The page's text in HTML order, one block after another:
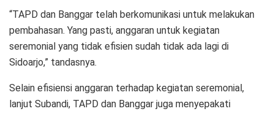
“TAPD dan Banggar telah berkomunikasi untuk melakukan
pembahasan. Yang pasti, anggaran untuk kegiatan
seremonial yang tidak efisien sudah tidak ada lagi di
Sidoarjo,” tandasnya.
Selain efisiensi anggaran terhadap kegiatan seremonial,
lanjut Subandi, TAPD dan Banggar juga menyepakati